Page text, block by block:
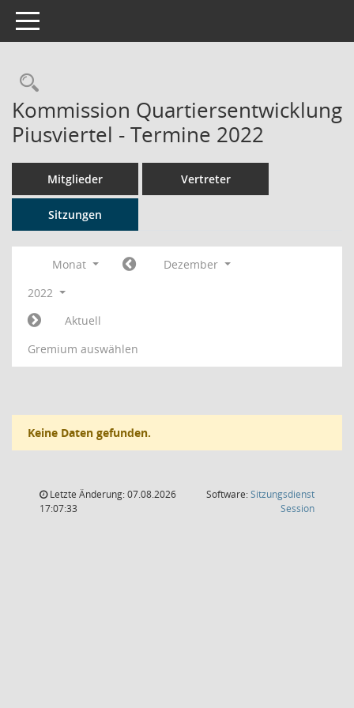
Toggle navigation
Rechercheauswahl
Kommission Quartiersentwicklung
Piusviertel - Termine 2022
Mitglieder Vertreter
Sitzungen
Monat
Dezember
2022
Aktuell
Gremium auswählen
Keine Daten gefunden.
Letzte Änderung: 07.08.2026
17:07:33
Software:Sitzungsdienst
Session(Wird in